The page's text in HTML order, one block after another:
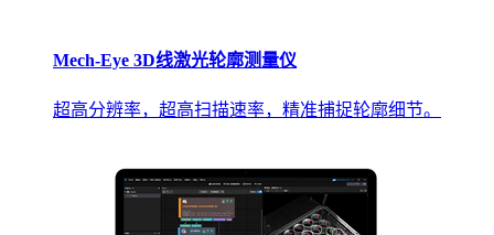
Mech-Eye 3D线激光轮廓测量仪
超高分辨率，超高扫描速率，精准捕捉轮廓细节。